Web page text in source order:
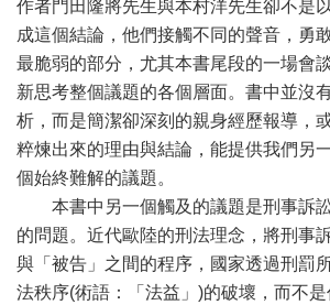
作者門田隆將先生與本村洋先生卻不是
成這個結論，他們接觸不同的聲音，勇
最脆弱的部分，尤其本書尾段的一場會
新思考整個議題的各個層面。書中並沒
析，而是簡潔卻深刻的親身經歷報導，
粹煉出來的理由與結論，能提供我們另
個始終難解的議題。
本書中另一個觸及的議題是刑事訴
的問題。近代歐陸的刑法理念，將刑事
與「被告」之間的程序，國家透過刑罰
法秩序(術語：「法益」)的破壞，而不